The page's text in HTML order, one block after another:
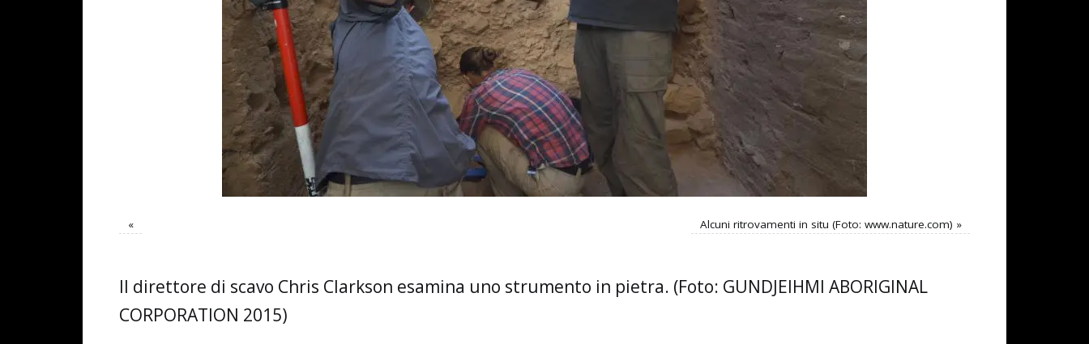
« Alcuni ritrovamenti in situ (Foto: www.nature.com) »
Il direttore di scavo Chris Clarkson esamina uno strumento in pietra. (Foto: GUNDJEIHMI ABORIGINAL
CORPORATION 2015)